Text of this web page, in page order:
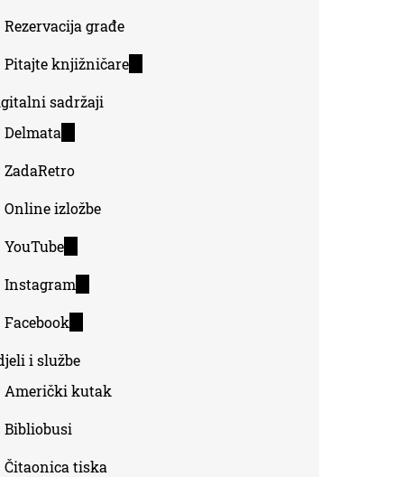
Rezervacija građe
Pitajte knjižničare(link
sadržaji
Delmata
external)
ZadaRetro
Online izložbe
YouTube(link
external)
Instagram(link
external)
Facebook
external)
i službe
Američki kutak
Bibliobusi
Čitaonica tiska